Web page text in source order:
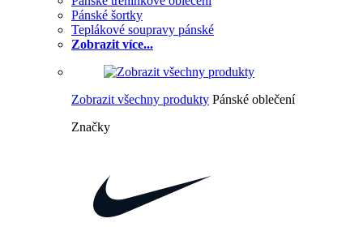
Pánské šortky
Teplákové soupravy pánské
Zobrazit více...
Zobrazit všechny produkty Pánské oblečení
Značky